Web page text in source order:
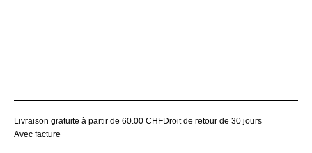
Livraison gratuite à partir de 60.00 CHFDroit de retour de 30 jours
Avec facture